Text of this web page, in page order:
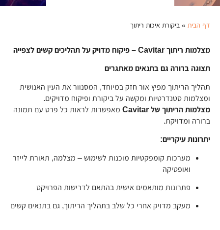
דף הבית » ביקורת איכות ריתוך
מצלמות ריתוך Cavitar – פיקוח מדויק על תהליכים קשים לצפייה
תצוגה ברורה גם בתנאים מאתגרים
תהליך הריתוך מפיץ אור חזק במיוחד, המסנוור את העין האנושית
ומצלמות סטנדרטיות ומקשה על ביקורת ופיקוח מדויקים.
מצלמות הריתוך של Cavitar
מאפשרות לראות כל פרט עם תמונה
ברורה ומדויקת.
יתרונות עיקריים:
מערכות קומפקטיות מוכנות לשימוש – מצלמה, תאורת לייזר
ואופטיקה
פתרונות מותאמים אישית בהתאם לדרישות הפרויקט
מעקב מדויק אחרי כל שלב בתהליך הריתוך, גם בתנאים קשים